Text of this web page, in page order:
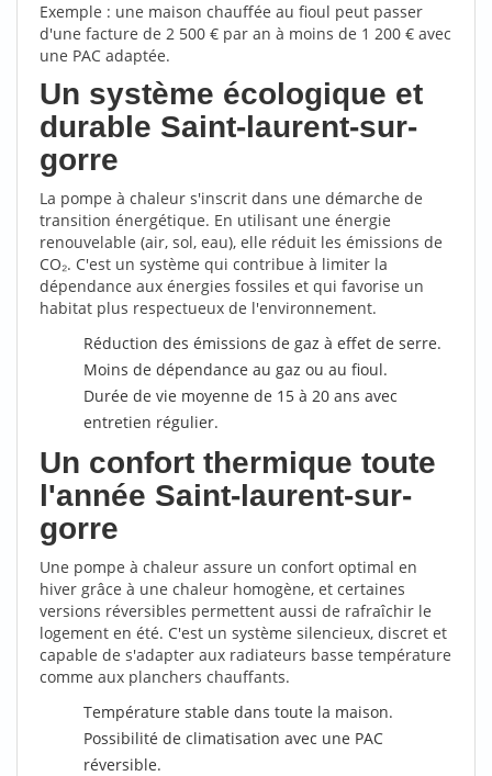
Exemple : une maison chauffée au fioul peut passer
d'une facture de 2 500 € par an à moins de 1 200 € avec
une PAC adaptée.
Un système écologique et
durable Saint-laurent-sur-
gorre
La pompe à chaleur s'inscrit dans une démarche de
transition énergétique. En utilisant une énergie
renouvelable (air, sol, eau), elle réduit les émissions de
CO₂. C'est un système qui contribue à limiter la
dépendance aux énergies fossiles et qui favorise un
habitat plus respectueux de l'environnement.
Réduction des émissions de gaz à effet de serre.
Moins de dépendance au gaz ou au fioul.
Durée de vie moyenne de 15 à 20 ans avec
entretien régulier.
Un confort thermique toute
l'année Saint-laurent-sur-
gorre
Une pompe à chaleur assure un confort optimal en
hiver grâce à une chaleur homogène, et certaines
versions réversibles permettent aussi de rafraîchir le
logement en été. C'est un système silencieux, discret et
capable de s'adapter aux radiateurs basse température
comme aux planchers chauffants.
Température stable dans toute la maison.
Possibilité de climatisation avec une PAC
réversible.